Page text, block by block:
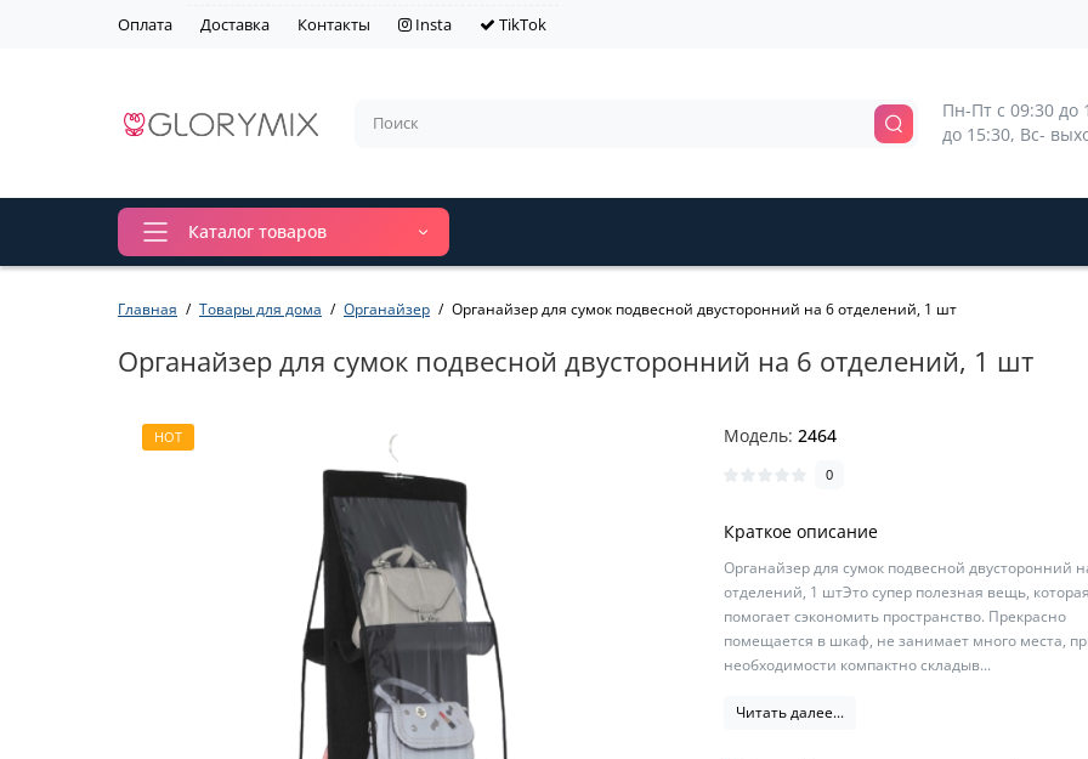
Оплата Доставка Контакты Insta TikTok
Пн-Пт с 09:30 до
до 15:30, Вс-
Каталог товаров
Главная Товары для дома Органайзер Органайзер для сумок подвесной двусторонний на 6 отделений, 1 шт
Органайзер для сумок подвесной двусторонний на 6 отделений, 1 шт
HOT Модель:2464
0
Краткое описание
Органайзер для сумок подвесной двусторонний
отделений, 1 штЭто супер полезная вещь, которая
помогает сэкономить пространство. Прекрасно
помещается в шкаф, не занимает много места,
необходимости компактно складыв...
Читать далее...